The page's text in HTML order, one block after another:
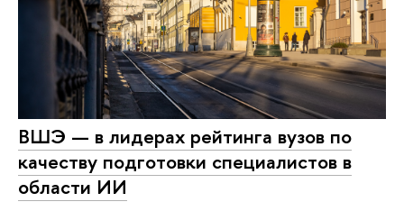
ВШЭ — в лидерах рейтинга вузов по
качеству подготовки специалистов в
области ИИ